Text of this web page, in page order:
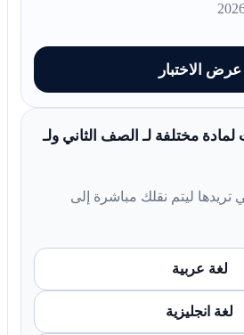
عرض الاختبار
مختلفة لـ الصف الثاني ولـ
ليتم نقلك مباشرة إلى
لغة عربية
لغة انجليزية